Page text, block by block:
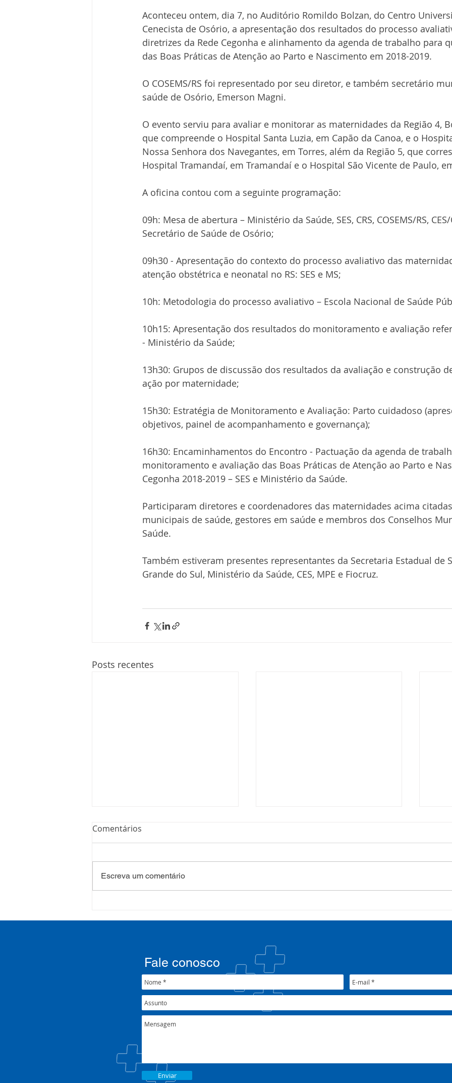
Aconteceu ontem, dia 7, no Auditório Romildo Bolzan, do Centro
Cenecista de Osório, a apresentação dos resultados do processo
diretrizes da Rede Cegonha e alinhamento da agenda de trabalho para
das Boas Práticas de Atenção ao Parto e Nascimento em 2018-2019.
O COSEMS/RS foi representado por seu diretor, e também secretário
saúde de Osório, Emerson Magni.
O evento serviu para avaliar e monitorar as maternidades da Região 4,
que compreende o Hospital Santa Luzia, em Capão da Canoa, e o
Nossa Senhora dos Navegantes, em Torres, além da Região 5, que
Hospital Tramandaí, em Tramandaí e o Hospital São Vicente de Paulo,
A oficina contou com a seguinte programação:
09h: Mesa de abertura – Ministério da Saúde, SES, CRS, COSEMS/RS, CES/
Secretário de Saúde de Osório;
09h30 - Apresentação do contexto do processo avaliativo das
atenção obstétrica e neonatal no RS: SES e MS;
10h: Metodologia do processo avaliativo – Escola Nacional de Saúde
10h15: Apresentação dos resultados do monitoramento e avaliação
- Ministério da Saúde;
13h30: Grupos de discussão dos resultados da avaliação e construção
ação por maternidade;
15h30: Estratégia de Monitoramento e Avaliação: Parto cuidadoso
objetivos, painel de acompanhamento e governança);
16h30: Encaminhamentos do Encontro - Pactuação da agenda de
monitoramento e avaliação das Boas Práticas de Atenção ao Parto e
Cegonha 2018-2019 – SES e Ministério da Saúde.
Participaram diretores e coordenadores das maternidades acima
municipais de saúde, gestores em saúde e membros dos Conselhos
Saúde.
Também estiveram presentes representantes da Secretaria Estadual de
Grande do Sul, Ministério da Saúde, CES, MPE e Fiocruz.
Posts recentes
001/2022
#oSUSquefazemos
Comentários
Escreva um comentário
Enviar
Fale conosco